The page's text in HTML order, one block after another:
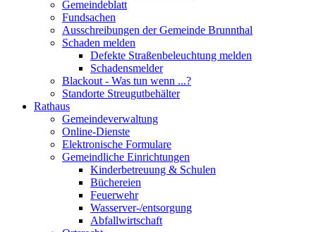
Gemeindeblatt
Fundsachen
Ausschreibungen der Gemeinde Brunnthal
Schaden melden
Defekte Straßenbeleuchtung melden
Schadensmelder
Blackout - Was tun wenn ...?
Standorte Streugutbehälter
Rathaus
Gemeindeverwaltung
Online-Dienste
Elektronische Formulare
Gemeindliche Einrichtungen
Kinderbetreuung & Schulen
Büchereien
Feuerwehr
Wasserver-/entsorgung
Abfallwirtschaft